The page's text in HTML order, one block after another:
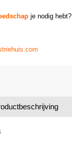
je nodig hebt?